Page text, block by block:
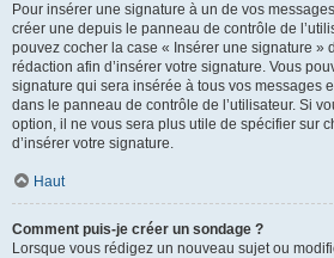
Pour insérer une signature à un de vos
créer une depuis le panneau de contrôle de
pouvez cocher la case « Insérer une signature »
rédaction afin d’insérer votre signature. Vous
signature qui sera insérée à tous vos messages
dans le panneau de contrôle de l’utilisateur. Si
option, il ne vous sera plus utile de spécifier sur
d’insérer votre signature.
Haut
Comment puis-je créer un sondage ?
Lorsque vous rédigez un nouveau sujet ou